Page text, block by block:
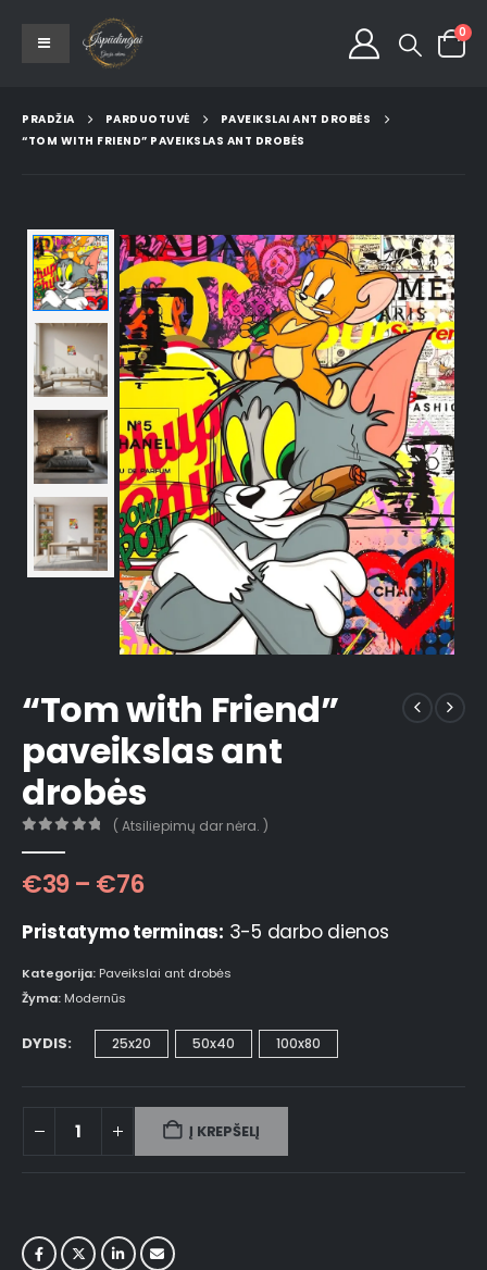
0
PRADŽIA PARDUOTUVĖ
PAVEIKSLAI ANT DROBĖS
“TOM WITH FRIEND” PAVEIKSLAS ANT DROBĖS
“Tom with Friend”
paveikslas ant
drobės
( Atsiliepimų dar nėra. )
€39 – €76
Pristatymo terminas: 3-5 darbo dienos
Kategorija: Paveikslai ant drobės
Žyma: Modernūs
DYDIS 25x20 50x40 100x80
Į KREPŠELĮ